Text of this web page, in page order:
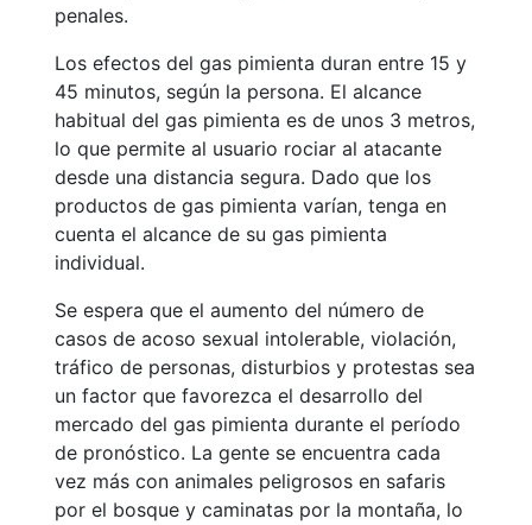
penales.
Los efectos del gas pimienta duran entre 15 y
45 minutos, según la persona. El alcance
habitual del gas pimienta es de unos 3 metros,
lo que permite al usuario rociar al atacante
desde una distancia segura. Dado que los
productos de gas pimienta varían, tenga en
cuenta el alcance de su gas pimienta
individual.
Se espera que el aumento del número de
casos de acoso sexual intolerable, violación,
tráfico de personas, disturbios y protestas sea
un factor que favorezca el desarrollo del
mercado del gas pimienta durante el período
de pronóstico. La gente se encuentra cada
vez más con animales peligrosos en safaris
por el bosque y caminatas por la montaña, lo